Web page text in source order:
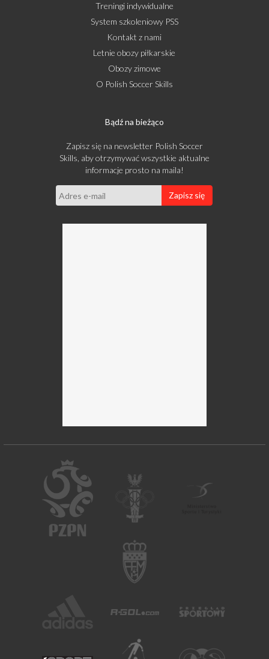
Treningi indywidualne
System szkoleniowy PSS
Kontakt z nami
Letnie obozy piłkarskie
Obozy zimowe
O Polish Soccer Skills
Bądź na bieżąco
Zapisz się na newsletter Polish Soccer
Skills, aby otrzymywać wszystkie aktualne
informacje prosto na maila!
Zapisz się